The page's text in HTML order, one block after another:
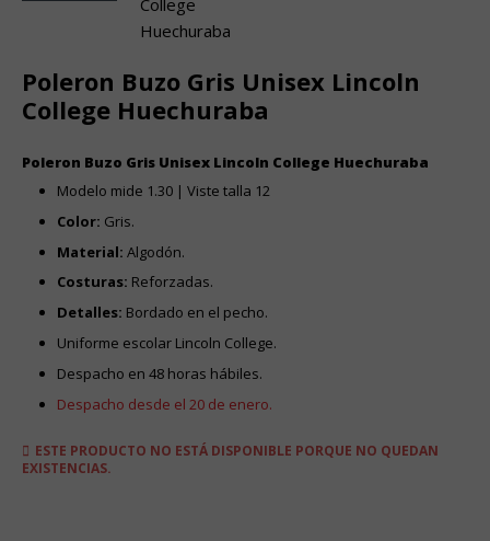
Poleron Buzo Gris Unisex Lincoln
College Huechuraba
Poleron Buzo Gris Unisex Lincoln College Huechuraba
Modelo mide 1.30 | Viste talla 12
Color: Gris.
Material: Algodón.
Costuras: Reforzadas.
Detalles: Bordado en el pecho.
Uniforme escolar Lincoln College.
Despacho en 48 horas hábiles.
Despacho desde el 20 de enero.
ESTE PRODUCTO NO ESTÁ DISPONIBLE PORQUE NO QUEDAN
EXISTENCIAS.